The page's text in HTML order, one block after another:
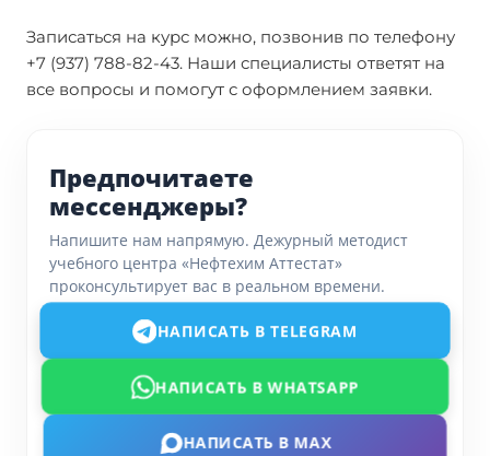
Записаться на курс можно, позвонив по телефону
+7 (937) 788-82-43. Наши специалисты ответят на
все вопросы и помогут с оформлением заявки.
Предпочитаете
мессенджеры?
Напишите нам напрямую. Дежурный методист
учебного центра «Нефтехим Аттестат»
проконсультирует вас в реальном времени.
НАПИСАТЬ В TELEGRAM
НАПИСАТЬ В WHATSAPP
НАПИСАТЬ В MAX